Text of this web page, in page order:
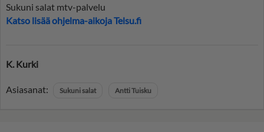
Sukuni salat mtv-palvelu
Katso lisää ohjelma-aikoja Telsu.fi
K. Kurki
Asiasanat: Sukuni salat Antti Tuisku